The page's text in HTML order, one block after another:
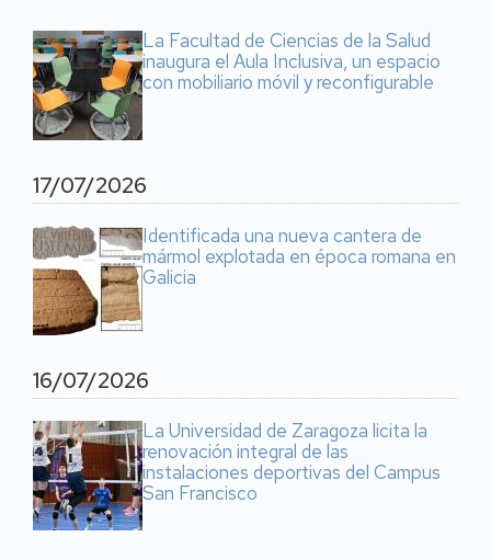
La Facultad de Ciencias de la Salud
inaugura el Aula Inclusiva, un espacio
con mobiliario móvil y reconfigurable
17/07/2026
Identificada una nueva cantera de
mármol explotada en época romana en
Galicia
16/07/2026
La Universidad de Zaragoza licita la
renovación integral de las
instalaciones deportivas del Campus
San Francisco